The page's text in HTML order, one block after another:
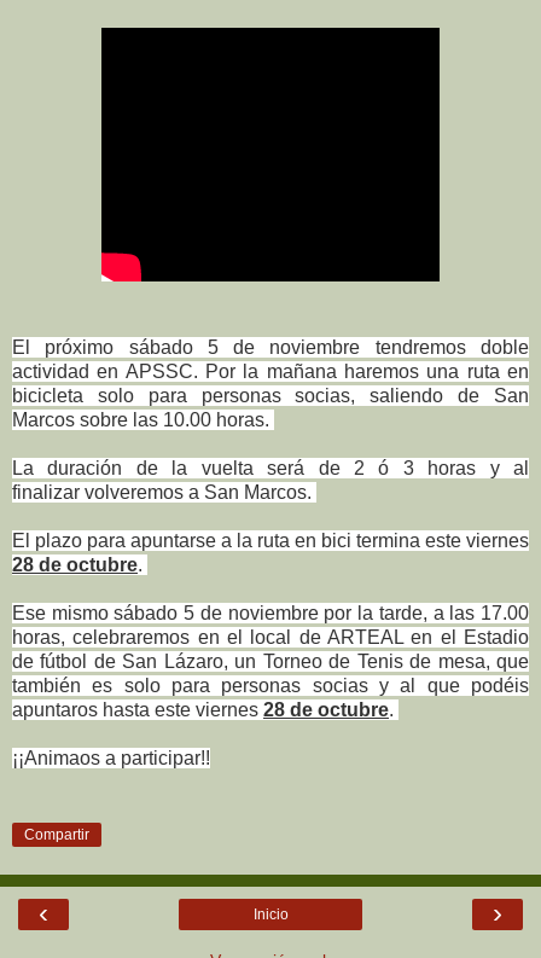
El próximo sábado 5 de noviembre tendremos doble
actividad en APSSC. Por la mañana haremos una ruta en
bicicleta solo para personas socias, saliendo de San
Marcos sobre las 10.00 horas.
La duración de la vuelta será de 2 ó 3 horas y al
finalizar volveremos a San Marcos.
El plazo para apuntarse a la ruta en bici termina este viernes
28 de octubre.
Ese mismo sábado 5 de noviembre por la tarde, a las 17.00
horas, celebraremos en el local de ARTEAL en el Estadio
de fútbol de San Lázaro, un Torneo de Tenis de mesa, que
también es solo para personas socias y al que podéis
apuntaros hasta este viernes 28 de octubre.
¡¡Animaos a participar!!
Compartir
‹ ›
Inicio